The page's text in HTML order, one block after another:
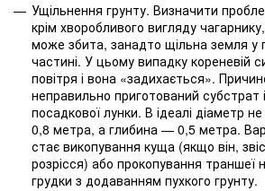
Ущільнення грунту. Визначити
крім хворобливого вигляду
може збита, занадто щільна земля у
частині. У цьому випадку кореневій
повітря і вона «задихається».
неправильно приготований субстрат
посадкової лунки. В ідеалі діаметр
0,8 метра, а глибина — 0,5 метра.
стає викопування куща (якщо він,
розрісся) або прокопування траншеї
грудки з додаванням пухкого грунту.